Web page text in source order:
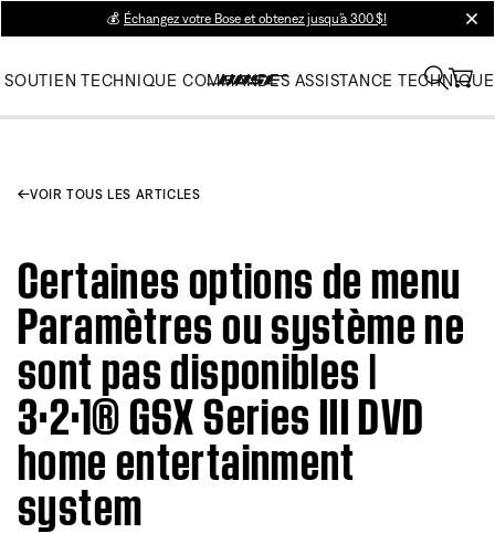
💰 Échangez votre Bose et obtenez jusqu’à 300 $!
SOUTIEN TECHNIQUE COMMANDES ASSISTANCE TECHNIQUE
VOIR TOUS LES ARTICLES
Certaines options de menu
Paramètres ou système ne
sont pas disponibles |
3·2·1® GSX Series III DVD
home entertainment
system